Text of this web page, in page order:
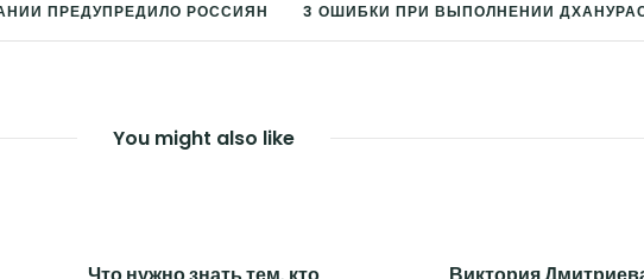
ПРЕДУПРЕДИЛО РОССИЯН 3 ОШИБКИ ПРИ ВЫПОЛНЕНИИ
You might also like
Что нужно знать тем, кто
Виктория